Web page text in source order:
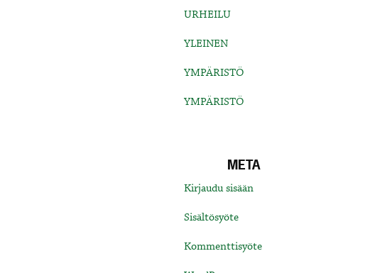
URHEILU
YLEINEN
YMPÄRISTÖ
YMPÄRISTÖ
META
Kirjaudu sisään
Sisältösyöte
Kommenttisyöte